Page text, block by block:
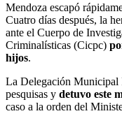
Mendoza escapó
Cuatro días después, la
ante el Cuerpo de
Criminalísticas (Cicpc)
hijos.
La Delegación Municipal
pesquisas y detuvo este
caso a la orden del